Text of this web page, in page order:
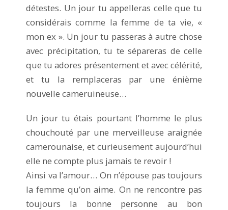
détestes. Un jour tu appelleras celle que tu
considérais comme la femme de ta vie, «
mon ex ». Un jour tu passeras à autre chose
avec précipitation, tu te sépareras de celle
que tu adores présentement et avec célérité,
et tu la remplaceras par une énième
nouvelle cameruineuse…
Un jour tu étais pourtant l’homme le plus
chouchouté par une merveilleuse araignée
camerounaise, et curieusement aujourd’hui
elle ne compte plus jamais te revoir !
Ainsi va l’amour… On n’épouse pas toujours
la femme qu’on aime. On ne rencontre pas
toujours la bonne personne au bon